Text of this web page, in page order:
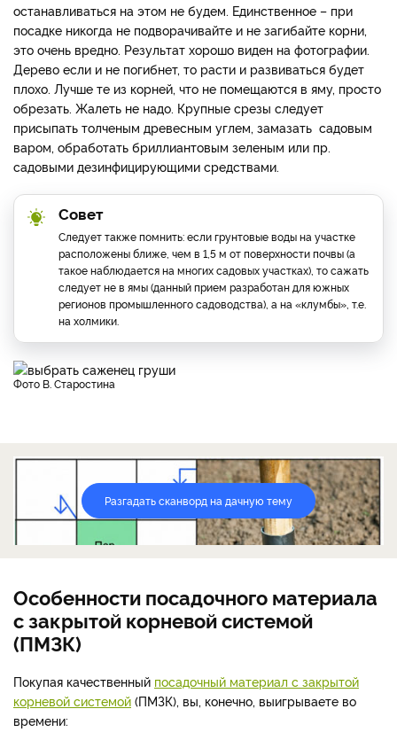
останавливаться на этом не будем. Единственное – при
посадке никогда не подворачивайте и не загибайте корни,
это очень вредно. Результат хорошо виден на фотографии.
Дерево если и не погибнет, то расти и развиваться будет
плохо. Лучше те из корней, что не помещаются в яму, просто
обрезать. Жалеть не надо. Крупные срезы следует
присыпать толченым древесным углем, замазать садовым
варом, обработать бриллиантовым зеленым или пр.
садовыми дезинфицирующими средствами.
Совет
Следует также помнить: если грунтовые воды на участке
расположены ближе, чем в 1,5 м от поверхности почвы (а
такое наблюдается на многих садовых участках), то сажать
следует не в ямы (данный прием разработан для южных
регионов промышленного садоводства), а на «клумбы», т.е.
на холмики.
фото В. Старостина
Разгадать сканворд на дачную тему
Особенности посадочного материала
с закрытой корневой системой
(ПМЗК)
Покупая качественный посадочный материал с закрытой
корневой системой (ПМЗК), вы, конечно, выигрываете во
времени: